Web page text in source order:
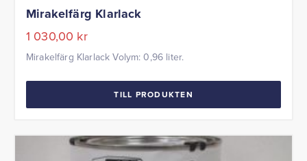
Mirakelfärg Klarlack
1 030,00 kr
Mirakelfärg Klarlack Volym: 0,96 liter.
TILL PRODUKTEN